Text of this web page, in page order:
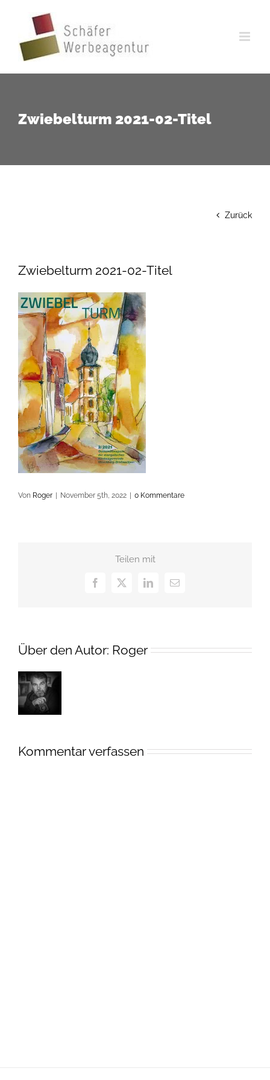
springen
Zwiebelturm 2021-02-Titel
Zurück
Zwiebelturm 2021-02-Titel
Von Roger November 5th, 2022 0 Kommentare
Teilen mit
Facebook
X LinkedIn
E-
Über den Autor: Roger
Kommentar verfassen